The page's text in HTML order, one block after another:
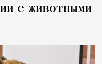
с животными